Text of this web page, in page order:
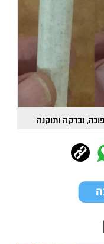
נבדקה ותוקנה